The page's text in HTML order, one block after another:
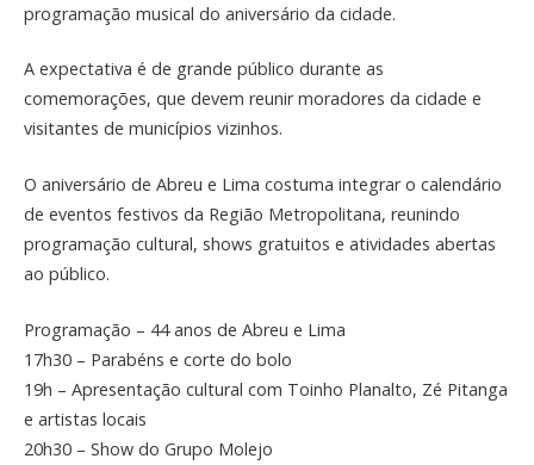
programação musical do aniversário da cidade.
A expectativa é de grande público durante as
comemorações, que devem reunir moradores da cidade e
visitantes de municípios vizinhos.
O aniversário de Abreu e Lima costuma integrar o calendário
de eventos festivos da Região Metropolitana, reunindo
programação cultural, shows gratuitos e atividades abertas
ao público.
Programação – 44 anos de Abreu e Lima
17h30 – Parabéns e corte do bolo
19h – Apresentação cultural com Toinho Planalto, Zé Pitanga
e artistas locais
20h30 – Show do Grupo Molejo